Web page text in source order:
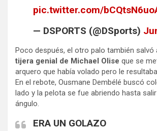
pic.twitter.com/
— DSPORTS (@DSports)
Poco después, el otro palo también salvó
tijera genial de Michael Olise que se
arquero que había volado pero le
En el rebote, Ousmane Dembélé buscó
lado y la pelota se fue abriendo hasta
ángulo.
ERA UN GOLAZO